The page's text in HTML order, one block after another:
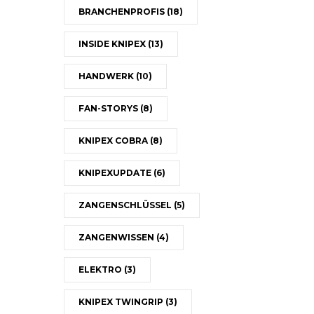
BRANCHENPROFIS (18)
INSIDE KNIPEX (13)
HANDWERK (10)
FAN-STORYS (8)
KNIPEX COBRA (8)
KNIPEXUPDATE (6)
ZANGENSCHLÜSSEL (5)
ZANGENWISSEN (4)
ELEKTRO (3)
KNIPEX TWINGRIP (3)